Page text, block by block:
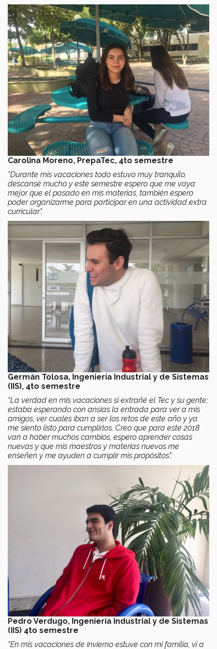
Carolina Moreno, PrepaTec, 4to semestre
"Durante mis vacaciones todo estuvo muy tranquilo,
descansé mucho y este semestre espero que me vaya
mejor que el pasado en mis materias, también espero
poder organizarme para participar en una actividad extra
curricular".
Germán Tolosa, Ingeniería Industrial y de Sistemas
(IIS), 4to semestre
"La verdad en mis vacaciones si extrañé el Tec y su gente;
estaba esperando con ansias la entrada para ver a mis
amigos, ver cuales iban a ser los retos de este año y ya
me siento listo para cumplirlos. Creo que para este 2018
van a haber muchos cambios, espero aprender cosas
nuevas y que mis maestros y materias nuevos me
enseñen y me ayuden a cumplir mis propósitos".
Pedro Verdugo, Ingeniería Industrial y de Sistemas
(IIS) 4to semestre
"En mis vacaciones de invierno estuve con mi familia, vi a